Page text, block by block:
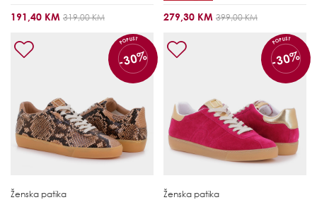
191,40 KM 319,00 KM 279,30 KM 399,00 KM
POPUST
-30%
Ženska patika
POPUST
-30%
Ženska patika